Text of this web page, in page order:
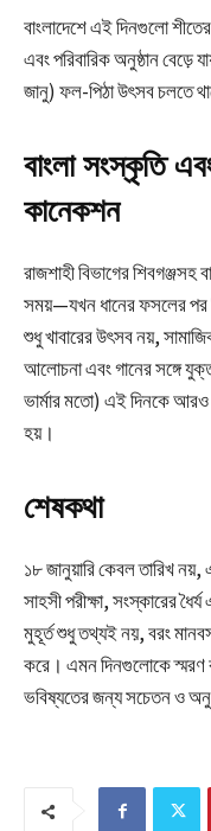
বাংলাদেশে এই দিনগুলো
এবং পরিবারিক অনুষ্ঠান বেড়ে
জানু) ফল-পিঠা উৎসব চলতে
বাংলা সংস্কৃতি
কানেকশন
রাজশাহী বিভাগের শিবগঞ্জসহ
সময়—যখন ধানের ফসলের পর
শুধু খাবারের উৎসব নয়,
আলোচনা এবং গানের সঙ্গে
ভার্মার মতো) এই দিনকে আরও
হয়।​
শেষকথা
১৮ জানুয়ারি কেবল তারিখ
সাহসী পরীক্ষা, সংস্কারের
মুহূর্ত শুধু তথ্যই নয়, বরং
করে। এমন দিনগুলোকে স্মরণ
ভবিষ্যতের জন্য সচেতন ও